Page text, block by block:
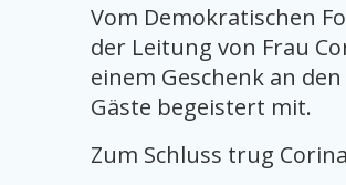
Vom Demokratischen
der Leitung von Frau
einem Geschenk an
Gäste begeistert mit.
Zum Schluss trug